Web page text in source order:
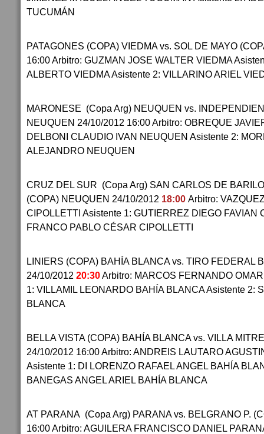
TUCUMÁN
PATAGONES (COPA) VIEDMA vs. SOL DE MAYO
16:00 Arbitro: GUZMAN JOSE WALTER VIEDMA
ALBERTO VIEDMA Asistente 2: VILLARINO ARIEL
MARONESE (Copa Arg) NEUQUEN vs.
NEUQUEN 24/10/2012 16:00 Arbitro: OBREQUE
DELBONI CLAUDIO IVAN NEUQUEN Asistente 2:
ALEJANDRO NEUQUEN
CRUZ DEL SUR (Copa Arg) SAN CARLOS DE
(COPA) NEUQUEN 24/10/2012 18:00 Arbitro:
CIPOLLETTI Asistente 1: GUTIERREZ DIEGO FAVIAN
FRANCO PABLO CÉSAR CIPOLLETTI
LINIERS (COPA) BAHÍA BLANCA vs. TIRO FEDERAL
24/10/2012 20:30Arbitro: MARCOS FERNANDO
1: VILLAMIL LEONARDO BAHÍA BLANCA Asistente 2:
BLANCA
BELLA VISTA (COPA) BAHÍA BLANCA vs. VILLA
24/10/2012 16:00 Arbitro: ANDREIS LAUTARO
Asistente 1: DI LORENZO RAFAEL ANGEL BAHÍA
BANEGAS ANGEL ARIEL BAHÍA BLANCA
AT PARANA (Copa Arg) PARANA vs. BELGRANO P.
16:00 Arbitro: AGUILERA FRANCISCO DANIEL